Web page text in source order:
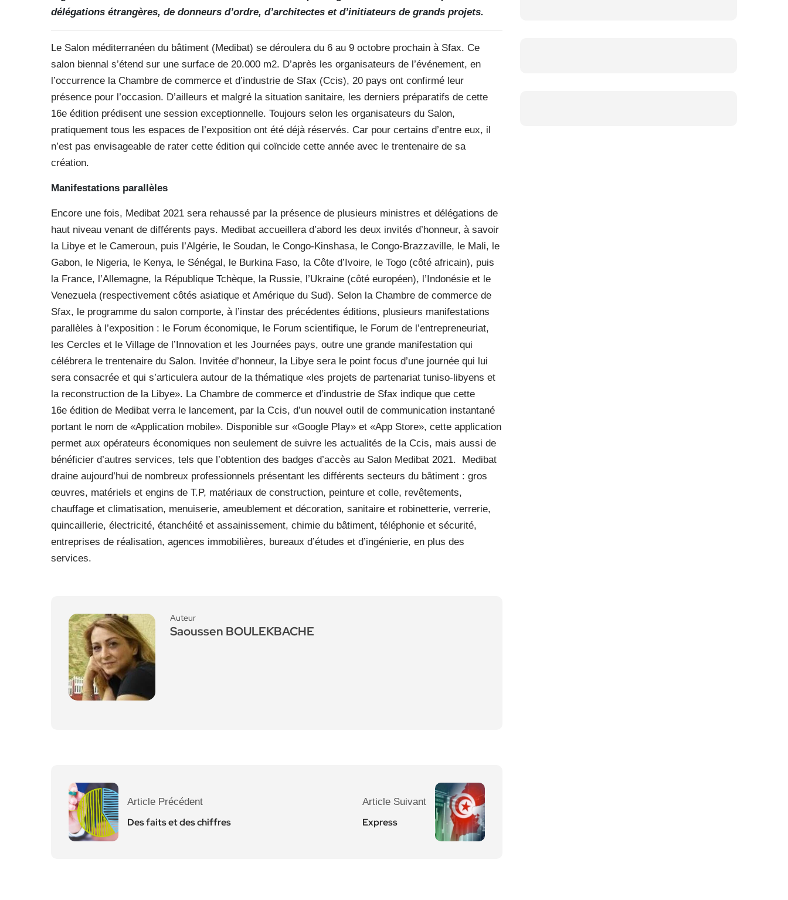
délégations étrangères, de donneurs d’ordre, d’architectes et d’initiateurs de grands projets.
Le Salon méditerranéen du bâtiment (Medibat) se déroulera du 6 au 9 octobre prochain à Sfax. Ce
salon biennal s’étend sur une surface de 20.000 m2. D’après les organisateurs de l’événement, en
l’occurrence la Chambre de commerce et d’industrie de Sfax (Ccis), 20 pays ont confirmé leur
présence pour l’occasion. D’ailleurs et malgré la situation sanitaire, les derniers préparatifs de cette
16e édition prédisent une session exceptionnelle. Toujours selon les organisateurs du Salon,
pratiquement tous les espaces de l’exposition ont été déjà réservés. Car pour certains d’entre eux, il
n’est pas envisageable de rater cette édition qui coïncide cette année avec le trentenaire de sa
création.
Manifestations parallèles
Encore une fois, Medibat 2021 sera rehaussé par la présence de plusieurs ministres et délégations de
haut niveau venant de différents pays. Medibat accueillera d’abord les deux invités d’honneur, à savoir
la Libye et le Cameroun, puis l’Algérie, le Soudan, le Congo-Kinshasa, le Congo-Brazzaville, le Mali, le
Gabon, le Nigeria, le Kenya, le Sénégal, le Burkina Faso, la Côte d’Ivoire, le Togo (côté africain), puis
la France, l’Allemagne, la République Tchèque, la Russie, l’Ukraine (côté européen), l’Indonésie et le
Venezuela (respectivement côtés asiatique et Amérique du Sud). Selon la Chambre de commerce de
Sfax, le programme du salon comporte, à l’instar des précédentes éditions, plusieurs manifestations
parallèles à l’exposition : le Forum économique, le Forum scientifique, le Forum de l’entrepreneuriat,
les Cercles et le Village de l’Innovation et les Journées pays, outre une grande manifestation qui
célébrera le trentenaire du Salon. Invitée d’honneur, la Libye sera le point focus d’une journée qui lui
sera consacrée et qui s’articulera autour de la thématique «les projets de partenariat tuniso-libyens et
la reconstruction de la Libye». La Chambre de commerce et d’industrie de Sfax indique que cette
16e édition de Medibat verra le lancement, par la Ccis, d’un nouvel outil de communication instantané
portant le nom de «Application mobile». Disponible sur «Google Play» et «App Store», cette application
permet aux opérateurs économiques non seulement de suivre les actualités de la Ccis, mais aussi de
bénéficier d’autres services, tels que l’obtention des badges d’accès au Salon Medibat 2021.
Medibat
draine aujourd’hui de nombreux professionnels présentant les différents secteurs du bâtiment : gros
œuvres, matériels et engins de T.P, matériaux de construction, peinture et colle, revêtements,
chauffage et climatisation, menuiserie, ameublement et décoration, sanitaire et robinetterie, verrerie,
quincaillerie, électricité, étanchéité et assainissement, chimie du bâtiment, téléphonie et sécurité,
entreprises de réalisation, agences immobilières, bureaux d’études et d’ingénierie, en plus des
services.
Auteur
Saoussen BOULEKBACHE
Article Précédent
Des faits et des chiffres
Article Suivant
Express